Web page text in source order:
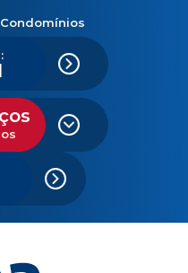
Condomínios